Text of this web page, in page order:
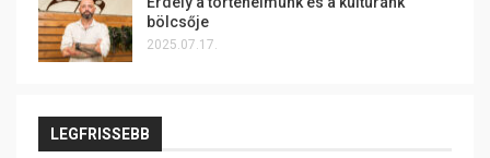
bölcsője
2025.07.17.
LEGFRISSEBB